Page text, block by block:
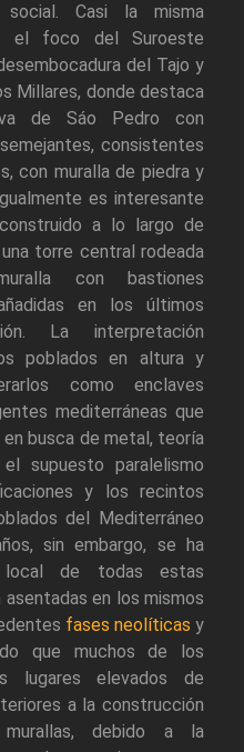
Casi la misma
el foco del Suroeste
del Tajo y
Millares, donde destaca
de Sáo Pedro con
consistentes
con muralla de piedra y
es interesante
a lo largo de
torre central rodeada
con bastiones
en los últimos
La interpretación
poblados en altura y
como enclaves
mediterráneas que
busca de metal, teoría
supuesto paralelismo
y los recintos
del Mediterráneo
sin embargo, se ha
local de todas estas
en los mismos
fases neolíticas y
que muchos de los
lugares elevados de
a la construcción
debido a la